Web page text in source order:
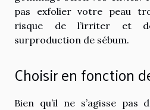
pas exfolier votre peau
risque de l’irriter et
surproduction de sébum.
Choisir en fonction
Bien qu’il ne s’agisse